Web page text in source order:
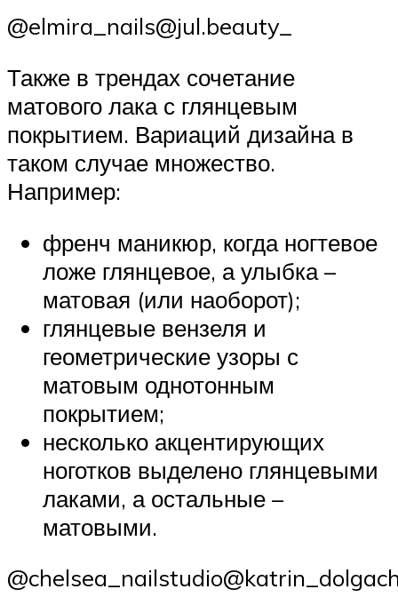
@elmira_nails@jul.beauty_
Также в трендах сочетание
матового лака с глянцевым
покрытием. Вариаций дизайна в
таком случае множество.
Например:
френч маникюр, когда ногтевое
ложе глянцевое, а улыбка –
матовая (или наоборот);
глянцевые вензеля и
геометрические узоры с
матовым однотонным
покрытием;
несколько акцентирующих
ноготков выделено глянцевыми
лаками, а остальные –
матовыми.